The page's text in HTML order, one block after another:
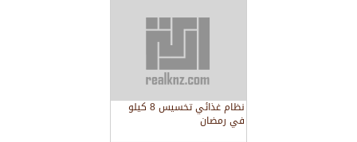
نظام غذائي تخسيس 8 كيلو
في رمضان